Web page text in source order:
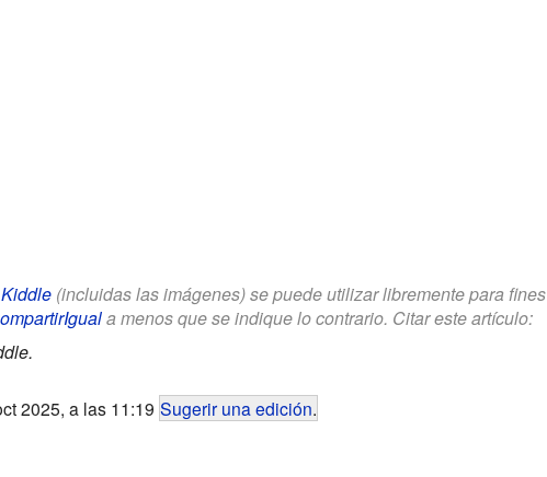
(incluidas las imágenes) se puede utilizar libremente para fines
a menos que se indique lo contrario. Citar este artículo:
2025, a las 11:19 Sugerir una edición.